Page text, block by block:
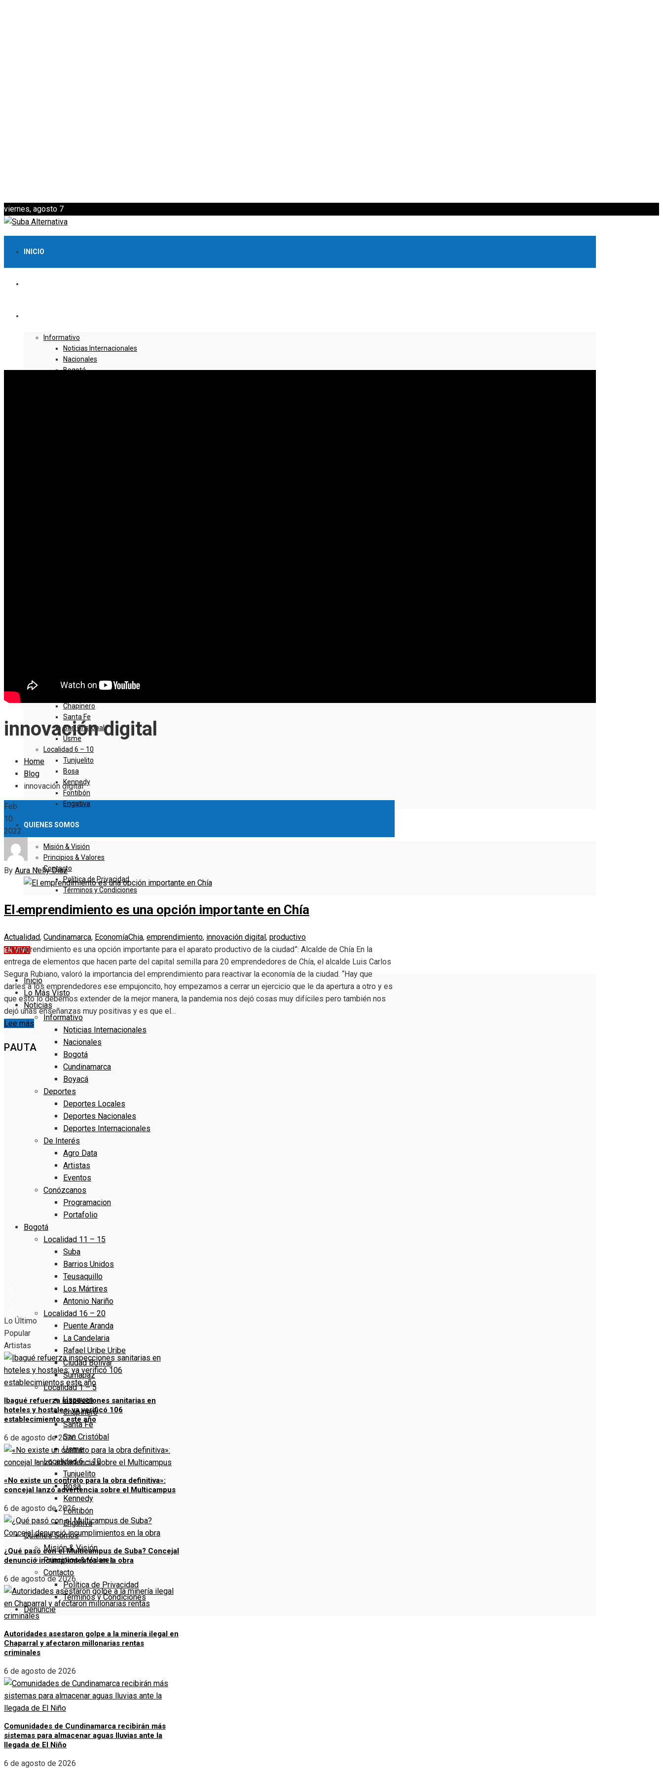
viernes, agosto 7
INICIO
Informativo
Noticias Internacionales
Nacionales
Bogotá
Localidad 1 – 5
Chapinero
Santa Fe
San Cristóbal
Usme
Localidad 6 – 10
Tunjuelito
Bosa
Kennedy
Fontibón
Engativa
QUIENES SOMOS
Misión & Visión
Principios & Valores
Contacto
Política de Privacidad
Términos y Condiciones
DENUNCIE
EN VIVO
Inicio
Lo Más Visto
Noticias
Informativo
Noticias Internacionales
Nacionales
Bogotá
Cundinamarca
Boyacá
Deportes
Deportes Locales
Deportes Nacionales
Deportes Internacionales
De Interés
Agro Data
Artistas
Eventos
Conózcanos
Programacion
Portafolio
Bogotá
Localidad 11 – 15
Suba
Barrios Unidos
Teusaquillo
Los Mártires
Antonio Nariño
Localidad 16 – 20
Puente Aranda
La Candelaria
Rafael Uribe Uribe
Ciudad Bolivar
Sumapaz
Localidad 1 – 5
Usaquen
Chapinero
Santa Fe
San Cristóbal
Usme
Localidad 6 – 10
Tunjuelito
Bosa
Kennedy
Fontibón
Engativa
Quienes Somos
Misión & Visión
Principios & Valores
Contacto
Política de Privacidad
Términos y Condiciones
Denuncie
innovación digital
Home
Blog
innovación digital
Feb
10
2022
By Aura Nelly Díaz
El emprendimiento es una opción importante en Chía
Actualidad, Cundinamarca, EconomíaChia, emprendimiento, innovación digital, productivo
"El emprendimiento es una opción importante para el aparato productivo de la ciudad”: Alcalde de Chía En la
entrega de elementos que hacen parte del capital semilla para 20 emprendedores de Chía, el alcalde Luis Carlos
Segura Rubiano, valoró la importancia del emprendimiento para reactivar la economía de la ciudad. “Hay que
darles a los emprendedores ese empujoncito, hoy empezamos a cerrar un ejercicio que le da apertura a otro y es
que esto lo debemos extender de la mejor manera, la pandemia nos dejó cosas muy difíciles pero también nos
dejó unas enseñanzas muy positivas y es que el…
Lee más
PAUTA
Lo Último
Popular
Artistas
Ibagué refuerza inspecciones sanitarias en
hoteles y hostales; ya verificó 106
establecimientos este año
6 de agosto de 2026
«No existe un contrato para la obra definitiva»:
concejal lanzó advertencia sobre el Multicampus
6 de agosto de 2026
¿Qué pasó con el Multicampus de Suba? Concejal
denunció incumplimientos en la obra
6 de agosto de 2026
Autoridades asestaron golpe a la minería ilegal en
Chaparral y afectaron millonarias rentas
criminales
6 de agosto de 2026
Comunidades de Cundinamarca recibirán más
sistemas para almacenar aguas lluvias ante la
llegada de El Niño
6 de agosto de 2026